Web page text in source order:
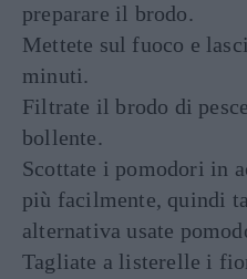
preparare il brodo.
Mettete sul fuoco e
minuti.
Filtrate il brodo di
bollente.
Scottate i pomodori in
più facilmente, quindi
alternativa usate
Tagliate a listerelle i